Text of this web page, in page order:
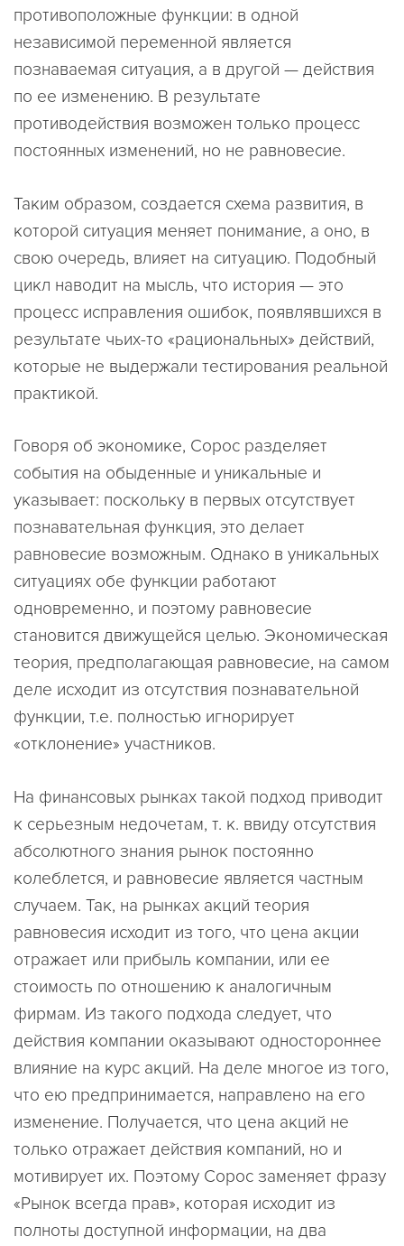
противоположные функции: в одной
независимой переменной является
познаваемая ситуация, а в другой — действия
по ее изменению. В результате
противодействия возможен только процесс
постоянных изменений, но не равновесие.
Таким образом, создается схема развития, в
которой ситуация меняет понимание, а оно, в
свою очередь, влияет на ситуацию. Подобный
цикл наводит на мысль, что история — это
процесс исправления ошибок, появлявшихся в
результате чьих-то «рациональных» действий,
которые не выдержали тестирования реальной
практикой.
Говоря об экономике, Сорос разделяет
события на обыденные и уникальные и
указывает: поскольку в первых отсутствует
познавательная функция, это делает
равновесие возможным. Однако в уникальных
ситуациях обе функции работают
одновременно, и поэтому равновесие
становится движущейся целью. Экономическая
теория, предполагающая равновесие, на самом
деле исходит из отсутствия познавательной
функции, т.е. полностью игнорирует
«отклонение» участников.
На финансовых рынках такой подход приводит
к серьезным недочетам, т. к. ввиду отсутствия
абсолютного знания рынок постоянно
колеблется, и равновесие является частным
случаем. Так, на рынках акций теория
равновесия исходит из того, что цена акции
отражает или прибыль компании, или ее
стоимость по отношению к аналогичным
фирмам. Из такого подхода следует, что
действия компании оказывают одностороннее
влияние на курс акций. На деле многое из того,
что ею предпринимается, направлено на его
изменение. Получается, что цена акций не
только отражает действия компаний, но и
мотивирует их. Поэтому Сорос заменяет фразу
«Рынок всегда прав», которая исходит из
полноты доступной информации, на два